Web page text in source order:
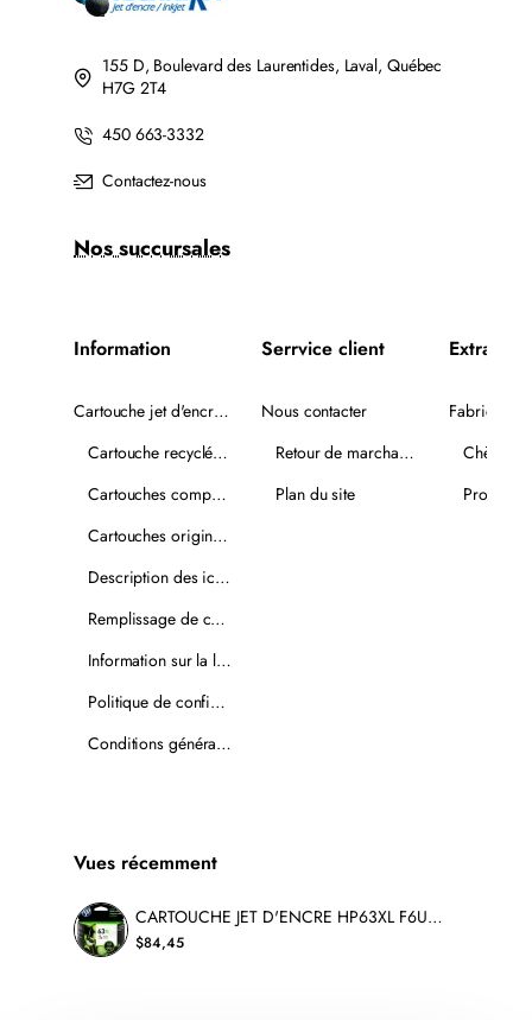
155 D, Boulevard des Laurentides, Laval, Québec
H7G 2T4
450 663-3332
Contactez-nous
Nos succursales
Information
Cartouche jet d'encre recyclée
Cartouche recyclée PLUS
Cartouches compatibles
Cartouches originales
Description des icônes
Remplissage de cartouches
Information sur la livraison
Politique de confidentialité
Conditions générales de vente
Serrvice client
Nous contacter
Retour de marchandise
Plan du site
Extra
Fabricants
Vues récemment
CARTOUCHE JET D'ENCRE HP63XL F6U63AN ORIGINALE COULEUR
$84,45